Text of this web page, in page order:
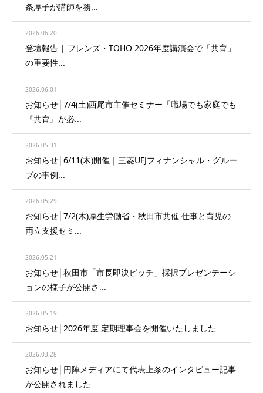
条厚子が講師を務...
2026.06.20
登壇報告 | フレンズ・TOHO 2026年度講演会で「共育」
の重要性...
2026.06.01
お知らせ│7/4(土)西尾市主催セミナー「職場でも家庭でも
『共育』が必...
2026.05.31
お知らせ│6/11(木)開催｜三菱UFJフィナンシャル・グルー
プの事例...
2026.05.29
お知らせ│7/2(木)厚生労働省・秋田市共催 仕事と育児の
両立支援セミ...
2026.05.21
お知らせ│秋田市「市長即決ピッチ」採択プレゼンテーシ
ョンの様子が公開さ...
2026.05.19
お知らせ│2026年度 定期理事会を開催いたしました
2026.03.28
お知らせ│円陣メディアにて代表上条のインタビュー記事
が公開されました